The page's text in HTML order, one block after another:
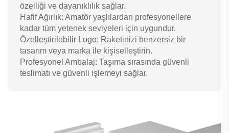
özelliği ve dayanıklılık sağlar.
Hafif Ağırlık: Amatör yaşlılardan profesyonellere
kadar tüm yetenek seviyeleri için uygundur.
Özelleştirilebilir Logo: Raketinizi benzersiz bir
tasarım veya marka ile kişiselleştirin.
Profesyonel Ambalaj: Taşıma sırasında güvenli
teslimatı ve güvenli işlemeyi sağlar.